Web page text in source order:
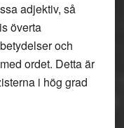
adjektiv, så
överta
och
ordet. Detta är
i hög grad